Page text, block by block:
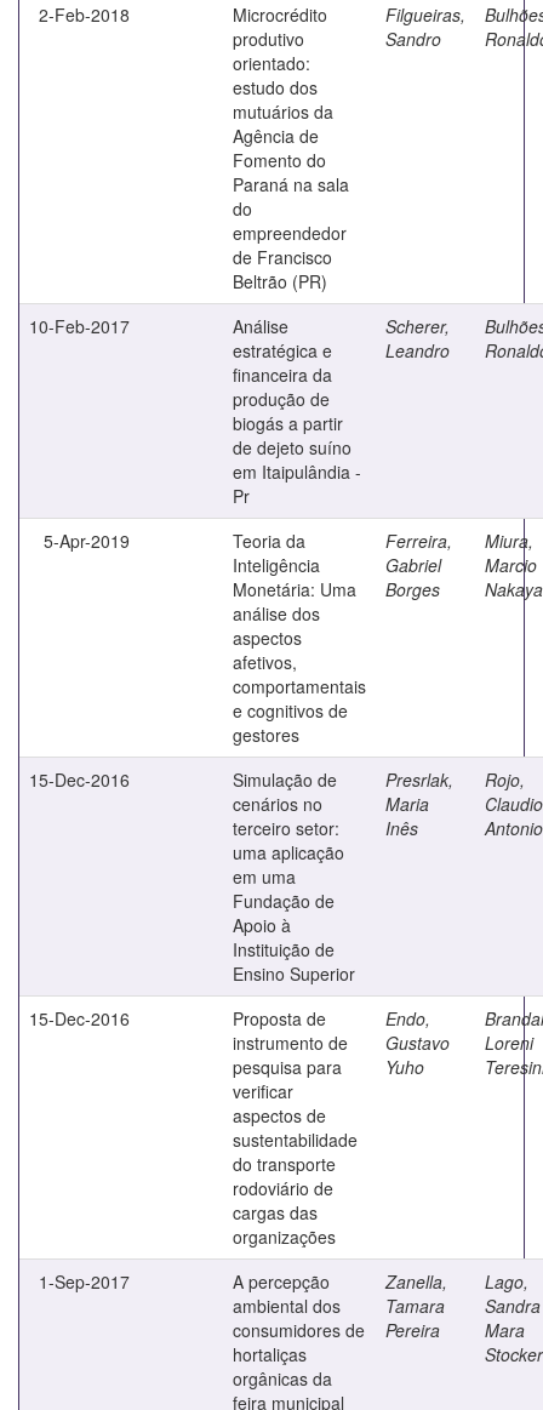
2-Feb-2018
Microcrédito
produtivo
orientado:
estudo dos
mutuários da
Agência de
Fomento do
Paraná na sala
do
empreendedor
de Francisco
Beltrão (PR)
Filgueiras,
Sandro
10-Feb-2017
Análise
estratégica e
financeira da
produção de
biogás a partir
de dejeto suíno
em Itaipulândia -
Pr
Scherer,
Leandro
5-Apr-2019
Teoria da
Inteligência
Monetária: Uma
análise dos
aspectos
afetivos,
comportamentais
e cognitivos de
gestores
Ferreira,
Gabriel
Borges
Miura,
Marcio
15-Dec-2016
Simulação de
cenários no
terceiro setor:
uma aplicação
em uma
Fundação de
Apoio à
Instituição de
Ensino Superior
Presrlak,
Maria
Inês
Rojo,
Claudio
Antonio
15-Dec-2016
Proposta de
instrumento de
pesquisa para
verificar
aspectos de
sustentabilidade
do transporte
rodoviário de
cargas das
organizações
Endo,
Gustavo
Yuho
Loreni
1-Sep-2017
A percepção
ambiental dos
consumidores de
hortaliças
orgânicas da
feira municipal
Zanella,
Tamara
Pereira
Lago,
Sandra
Mara
Stocker